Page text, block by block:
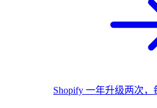
Shopify 一年升级两次，